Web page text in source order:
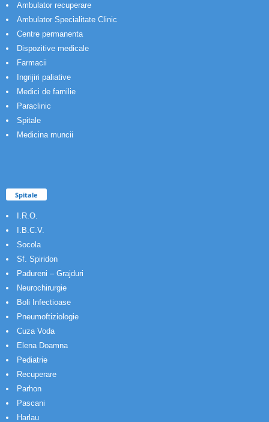
Ambulator recuperare
Ambulator Specialitate Clinic
Centre permanenta
Dispozitive medicale
Farmacii
Ingrijiri paliative
Medici de familie
Paraclinic
Spitale
Medicina muncii
Spitale
I.R.O.
I.B.C.V.
Socola
Sf. Spiridon
Padureni – Grajduri
Neurochirurgie
Boli Infectioase
Pneumoftiziologie
Cuza Voda
Elena Doamna
Pediatrie
Recuperare
Parhon
Pascani
Harlau